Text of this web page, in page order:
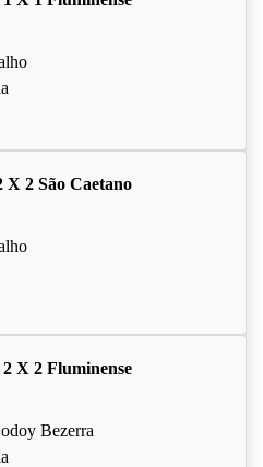
X 2 São Caetano
X 2 Fluminense
Bezerra